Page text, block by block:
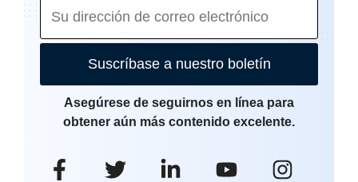
Suscríbase a nuestro boletín
Asegúrese de seguirnos en línea para
obtener aún más contenido excelente.